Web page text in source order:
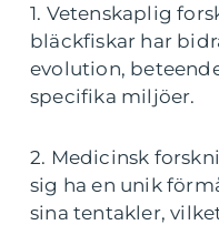
1. Vetenskaplig
bläckfiskar har
evolution,
specifika miljöer.
2. Medicinsk
sig ha en unik
sina tentakler,